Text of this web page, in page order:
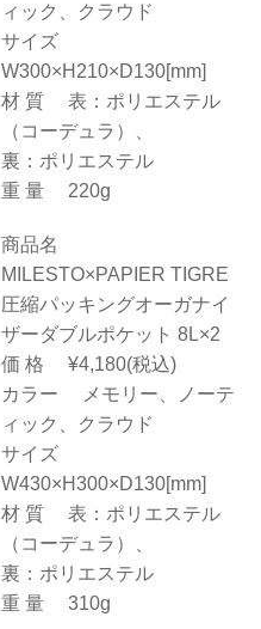
ィック、クラウド
サイズ
W300×H210×D130[mm]
材 質 表：ポリエステル
（コーデュラ）、
裏：ポリエステル
重 量 220g
商品名
MILESTO×PAPIER TIGRE
圧縮パッキングオーガナイ
ザーダブルポケット 8L×2
価 格 ¥4,180(税込)
カラー メモリー、ノーテ
ィック、クラウド
サイズ
W430×H300×D130[mm]
材 質 表：ポリエステル
（コーデュラ）、
裏：ポリエステル
重 量 310g